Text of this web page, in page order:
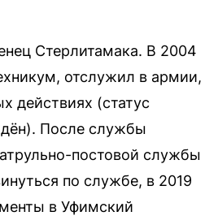
Стерлитамака. В 2004
отслужил в армии,
действиях (статус
После службы
постовой службы
по службе, в 2019
в Уфимский